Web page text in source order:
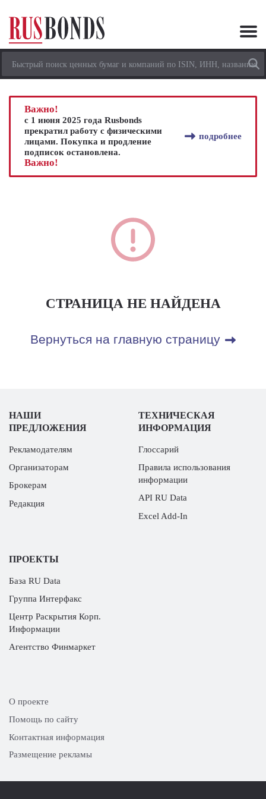
Важно!
с 1 июня 2025 года Rusbonds
прекратил работу с физическими
лицами. Покупка и продление
подписок остановлена.
подробнее
Важно!
СТРАНИЦА НЕ НАЙДЕНА
Вернуться на главную страницу
НАШИ
ПРЕДЛОЖЕНИЯ
Рекламодателям
Организаторам
Брокерам
Редакция
ТЕХНИЧЕСКАЯ
ИНФОРМАЦИЯ
Глоссарий
Правила использования
информации
API RU Data
Excel Add-In
ПРОЕКТЫ
База RU Data
Группа Интерфакс
Центр Раскрытия Корп.
Информации
Агентство Финмаркет
О проекте
Помощь по сайту
Контактная информация
Размещение рекламы